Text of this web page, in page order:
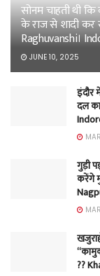
सोनम चाहती थी
के राज से शादी कर
Raghuvanshi।
JUNE 10, 2025
इंदौर
दल
गुड़ी
करेंगे
??